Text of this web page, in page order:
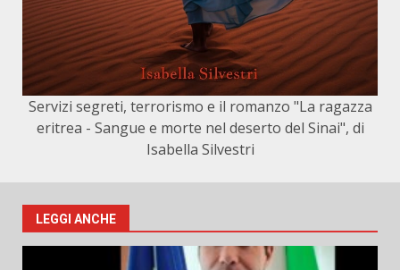
Servizi segreti, terrorismo e il romanzo "La ragazza
eritrea - Sangue e morte nel deserto del Sinai", di
Isabella Silvestri
LEGGI ANCHE